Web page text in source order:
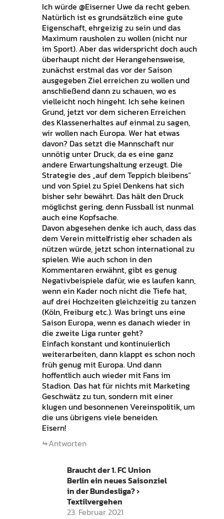
Ich würde @Eiserner Uwe da recht geben.
Natürlich ist es grundsätzlich eine gute
Eigenschaft, ehrgeizig zu sein und das
Maximum rausholen zu wollen (nicht nur
im Sport). Aber das widerspricht doch auch
überhaupt nicht der Herangehensweise,
zunächst erstmal das vor der Saison
ausgegeben Ziel erreichen zu wollen und
anschließend dann zu schauen, wo es
vielleicht noch hingeht. Ich sehe keinen
Grund, jetzt vor dem sicheren Erreichen
des Klassenerhaltes auf einmal zu sagen,
wir wollen nach Europa. Wer hat etwas
davon? Das setzt die Mannschaft nur
unnötig unter Druck, da es eine ganz
andere Erwartungshaltung erzeugt. Die
Strategie des „auf dem Teppich bleibens“
und von Spiel zu Spiel Denkens hat sich
bisher sehr bewährt. Das hält den Druck
möglichst gering, denn Fussball ist nunmal
auch eine Kopfsache.
Davon abgesehen denke ich auch, dass das
dem Verein mittelfristig eher schaden als
nützen würde, jetzt schon international zu
spielen. Wie auch schon in den
Kommentaren erwähnt, gibt es genug
Negativbeispiele dafür, wie es laufen kann,
wenn ein Kader noch nicht die Tiefe hat,
auf drei Hochzeiten gleichzeitig zu tanzen
(Köln, Freiburg etc.). Was bringt uns eine
Saison Europa, wenn es danach wieder in
die zweite Liga runter geht?
Einfach konstant und kontinuierlich
weiterarbeiten, dann klappt es schon noch
früh genug mit Europa. Und dann
hoffentlich auch wieder mit Fans im
Stadion. Das hat für nichts mit Marketing
Geschwätz zu tun, sondern mit einer
klugen und besonnenen Vereinspolitik, um
die uns übrigens viele beneiden.
Eisern!
Antworten
Braucht der 1. FC Union
Berlin ein neues Saisonziel
in der Bundesliga? ›
Textilvergehen
23. Februar 2021